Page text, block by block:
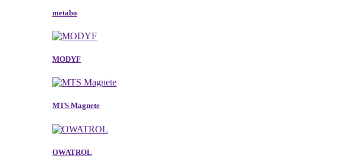
metabo
MODYF
MTS Magnete
OWATROL